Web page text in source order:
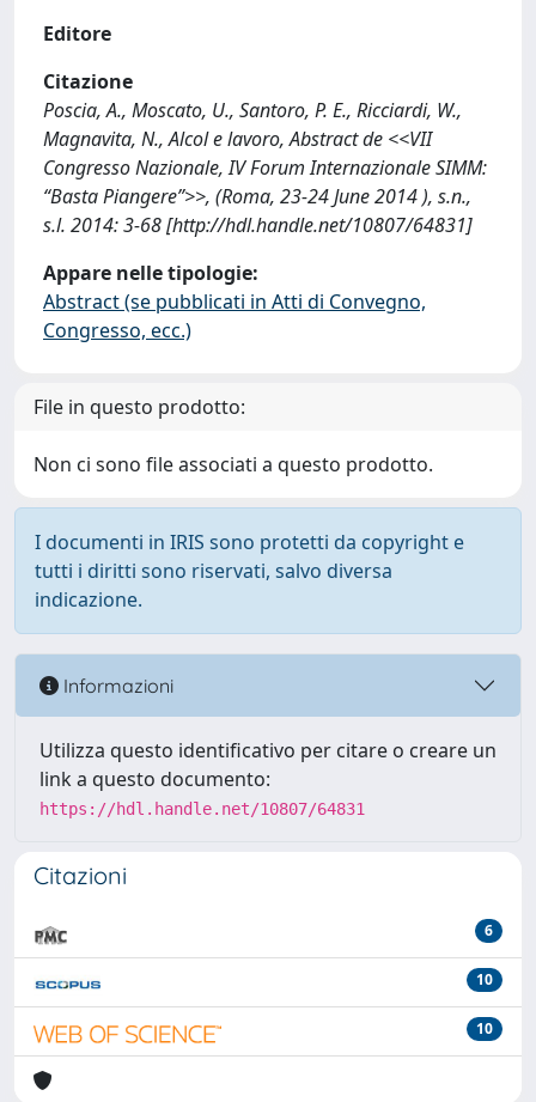
Editore
Citazione
Poscia, A., Moscato, U., Santoro, P. E., Ricciardi, W.,
Magnavita, N., Alcol e lavoro, Abstract de <<VII
Congresso Nazionale, IV Forum Internazionale SIMM:
“Basta Piangere”>>, (Roma, 23-24 June 2014 ), s.n.,
s.l. 2014: 3-68 [http://hdl.handle.net/10807/64831]
Appare nelle tipologie:
Abstract (se pubblicati in Atti di Convegno,
Congresso, ecc.)
File in questo prodotto:
Non ci sono file associati a questo prodotto.
I documenti in IRIS sono protetti da copyright e
tutti i diritti sono riservati, salvo diversa
indicazione.
Informazioni
Utilizza questo identificativo per citare o creare un
link a questo documento:
https://hdl.handle.net/10807/64831
Citazioni
6
10
10